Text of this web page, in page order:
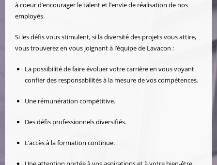
à coeur d’encourager le talent et l’envie de réalisation de nos
employés.
Si les défis vous stimulent, si la diversité des projets vous attire,
vous trouverez en vous joignant à l’équipe de Lavacon :
La possibilité de faire évoluer votre carrière en vous voyant
confier des responsabilités à la mesure de vos compétences.
Une rémunération compétitive.
Des défis professionnels diversifiés.
L’accès à la formation continue.